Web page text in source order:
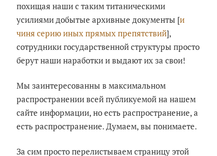
похищая наши с таким титаническими
усилиями добытые архивные документы [и
чиня серию иных прямых препятствий],
сотрудники государственной структуры просто
берут наши наработки и выдают их за свои!
Мы заинтересованны в максимальном
распространении всей публикуемой на нашем
сайте информации, но есть распространение, а
есть распространение. Думаем, вы понимаете.
За сим просто перелистываем страницу этой